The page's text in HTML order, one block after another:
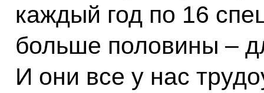
каждый год по 16
больше половины –
И они все у нас